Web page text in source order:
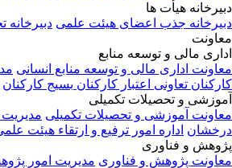
دبیرخانه هیأت ها
دبیرخانه جذب اعضای هیئت علمی
معاونت
اداری مالی و توسعه منابع
معاونت اداری مالی و توسعه منابع انسانی
کارکنان تعاونی اعتبار کارکنان بسیج کارکنان
آموزشی و تحصیلات تکمیلی
معاونت آموزشی و تحصیلات تکمیلی
درخشان اداره امور ترفیع و ارتقاء هیئت
پژوهش و فناوری
معاونت پژوهش و فناوری مدیریت امور